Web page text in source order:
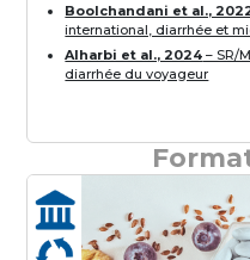
Boolchandani et al.,
international, diarrhée et
Alharbi et al., 2024 – SR/
diarrhée du voyageur